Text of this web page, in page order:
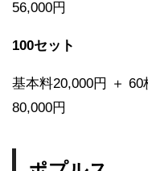
56,000円
100セット
基本料20,000円 ＋
80,000円